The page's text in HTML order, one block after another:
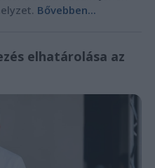
Bővebben...
elhatárolása az